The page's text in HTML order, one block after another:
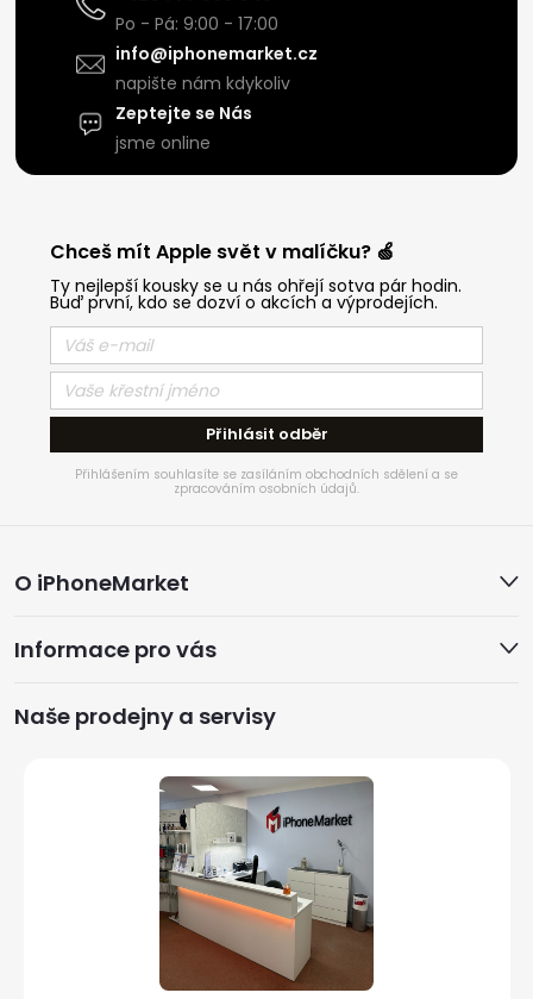
Po - Pá: 9:00 - 17:00
info@iphonemarket.cz
napište nám kdykoliv
Zeptejte se Nás
jsme online
Chceš mít Apple svět v malíčku? 🍏
Ty nejlepší kousky se u nás ohřejí sotva pár hodin.
Buď první, kdo se dozví o akcích a výprodejích.
Přihlásit odběr
Přihlášením souhlasíte se zasíláním obchodních sdělení a se
zpracováním osobních údajů.
á
p
a
O iPhoneMarket
Informace pro vás
Naše prodejny a servisy